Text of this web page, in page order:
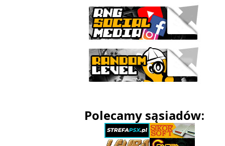
Polecamy sąsiadów: